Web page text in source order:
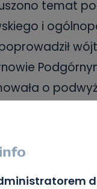
temat
i
o
Komitet
jednej strony
urzędy i